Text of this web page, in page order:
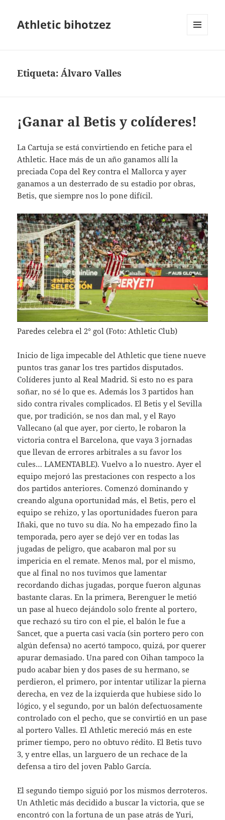
Athletic bihotzez
Etiqueta:Álvaro Valles
¡Ganar al Betis y colíderes!
La Cartuja se está convirtiendo en fetiche para el
Athletic. Hace más de un año ganamos allí la
preciada Copa del Rey contra el Mallorca y ayer
ganamos a un desterrado de su estadio por obras,
Betis, que siempre nos lo pone difícil.
Paredes celebra el 2° gol (Foto: Athletic Club)
Inicio de liga impecable del Athletic que tiene nueve
puntos tras ganar los tres partidos disputados.
Colíderes junto al Real Madrid. Si esto no es para
soñar, no sé lo que es. Además los 3 partidos han
sido contra rivales complicados. El Betis y el Sevilla
que, por tradición, se nos dan mal, y el Rayo
Vallecano (al que ayer, por cierto, le robaron la
victoria contra el Barcelona, que vaya 3 jornadas
que llevan de errores arbitrales a su favor los
cules… LAMENTABLE). Vuelvo a lo nuestro. Ayer el
equipo mejoró las prestaciones con respecto a los
dos partidos anteriores. Comenzó dominando y
creando alguna oportunidad más, el Betis, pero el
equipo se rehizo, y las oportunidades fueron para
Iñaki, que no tuvo su día. No ha empezado fino la
temporada, pero ayer se dejó ver en todas las
jugadas de peligro, que acabaron mal por su
impericia en el remate. Menos mal, por el mismo,
que al final no nos tuvimos que lamentar
recordando dichas jugadas, porque fueron algunas
bastante claras. En la primera, Berenguer le metió
un pase al hueco dejándolo solo frente al portero,
que rechazó su tiro con el pie, el balón le fue a
Sancet, que a puerta casi vacía (sin portero pero con
algún defensa) no acertó tampoco, quizá, por querer
apurar demasiado. Una pared con Oihan tampoco la
pudo acabar bien y dos pases de su hermano, se
perdieron, el primero, por intentar utilizar la pierna
derecha, en vez de la izquierda que hubiese sido lo
lógico, y el segundo, por un balón defectuosamente
controlado con el pecho, que se convirtió en un pase
al portero Valles. El Athletic mereció más en este
primer tiempo, pero no obtuvo rédito. El Betis tuvo
3, y entre ellas, un larguero de un rechace de la
defensa a tiro del joven Pablo García.
El segundo tiempo siguió por los mismos derroteros.
Un Athletic más decidido a buscar la victoria, que se
encontró con la fortuna de un pase atrás de Yuri,